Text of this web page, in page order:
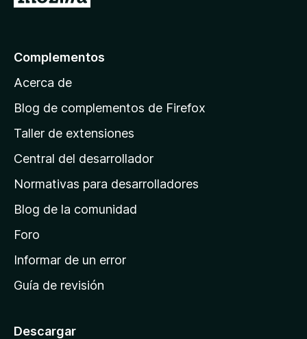
p
á
n
a
e
i
n
c
o
Complementos
Acerca de
Blog de complementos de Firefox
Taller de extensiones
Central del desarrollador
Normativas para desarrolladores
Blog de la comunidad
Foro
Informar de un error
Guía de revisión
Descargar